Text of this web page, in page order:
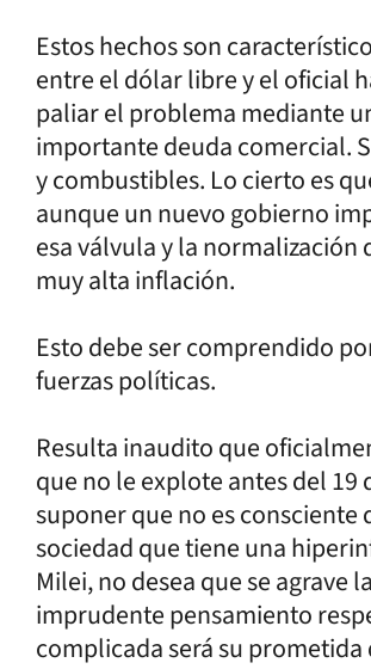
Estos hechos son
entre el dólar libre y el oficial
paliar el problema mediante
importante deuda comercial.
y combustibles. Lo cierto es
aunque un nuevo gobierno
esa válvula y la
muy alta inflación.
Esto debe ser comprendido
fuerzas políticas.
Resulta inaudito que
que no le explote antes del
suponer que no es
sociedad que tiene una
Milei, no desea que se
imprudente pensamiento
complicada será su